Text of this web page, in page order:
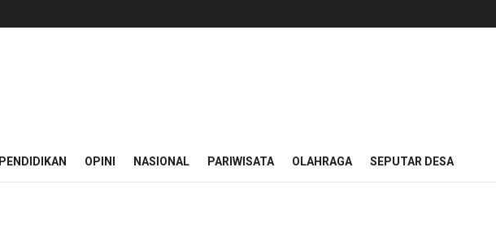
PENDIDIKAN OPINI NASIONAL PARIWISATA OLAHRAGA SEPUTAR DESA